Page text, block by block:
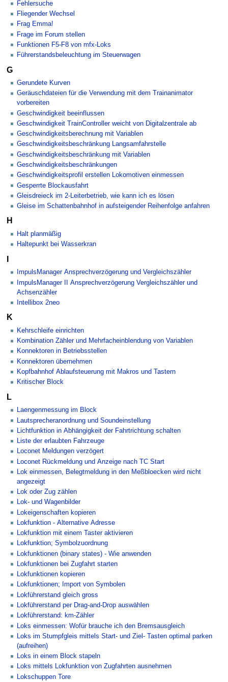
Fehlersuche
Fliegender Wechsel
Frag Emma!
Frage im Forum stellen
Funktionen F5-F8 von mfx-Loks
Führerstandsbeleuchtung im Steuerwagen
G
Gerundete Kurven
Geräuschdateien für die Verwendung mit dem Trainanimator
vorbereiten
Geschwindigkeit beeinflussen
Geschwindigkeit TrainController weicht von Digitalzentrale ab
Geschwindigkeitsberechnung mit Variablen
Geschwindigkeitsbeschränkung Langsamfahrstelle
Geschwindigkeitsbeschränkung mit Variablen
Geschwindigkeitsbeschränkungen
Geschwindigkeitsprofil erstellen Lokomotiven einmessen
Gesperrte Blockausfahrt
Gleisdreieck im 2-Leiterbetrieb, wie kann ich es lösen
Gleise im Schattenbahnhof in aufsteigender Reihenfolge anfahren
H
Halt planmäßig
Haltepunkt bei Wasserkran
I
ImpulsManager Ansprechverzögerung und Vergleichszähler
ImpulsManager II Ansprechverzögerung Vergleichszähler und
Achsenzähler
Intellibox 2neo
K
Kehrschleife einrichten
Kombination Zähler und Mehrfacheinblendung von Variablen
Konnektoren in Betriebsstellen
Konnektoren übernehmen
Kopfbahnhof Ablaufsteuerung mit Makros und Tastern
Kritischer Block
L
Laengenmessung im Block
Lautsprecheranordnung und Soundeinstellung
Lichtfunktion in Abhängigkeit der Fahrtrichtung schalten
Liste der erlaubten Fahrzeuge
Loconet Meldungen verzögert
Loconet Rückmeldung und Anzeige nach TC Start
Lok einmessen, Belegtmeldung in den Meßbloecken wird nicht
angezeigt
Lok oder Zug zählen
Lok- und Wagenbilder
Lokeigenschaften kopieren
Lokfunktion - Alternative Adresse
Lokfunktion mit einem Taster aktivieren
Lokfunktion; Symbolzuordnung
Lokfunktionen (binary states) - Wie anwenden
Lokfunktionen bei Zugfahrt starten
Lokfunktionen kopieren
Lokfunktionen; Import von Symbolen
Lokführerstand gleich gross
Lokführerstand per Drag-and-Drop auswählen
Lokführerstand: km-Zähler
Loks einmessen: Wofür brauche ich den Bremsausgleich
Loks im Stumpfgleis mittels Start- und Ziel- Tasten optimal parken
(aufreihen)
Loks in einem Block stapeln
Loks mittels Lokfunktion von Zugfahrten ausnehmen
Lokschuppen Tore